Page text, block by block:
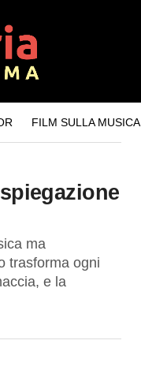
FILM SULLA MUSICA
ma
trasforma ogni
e la